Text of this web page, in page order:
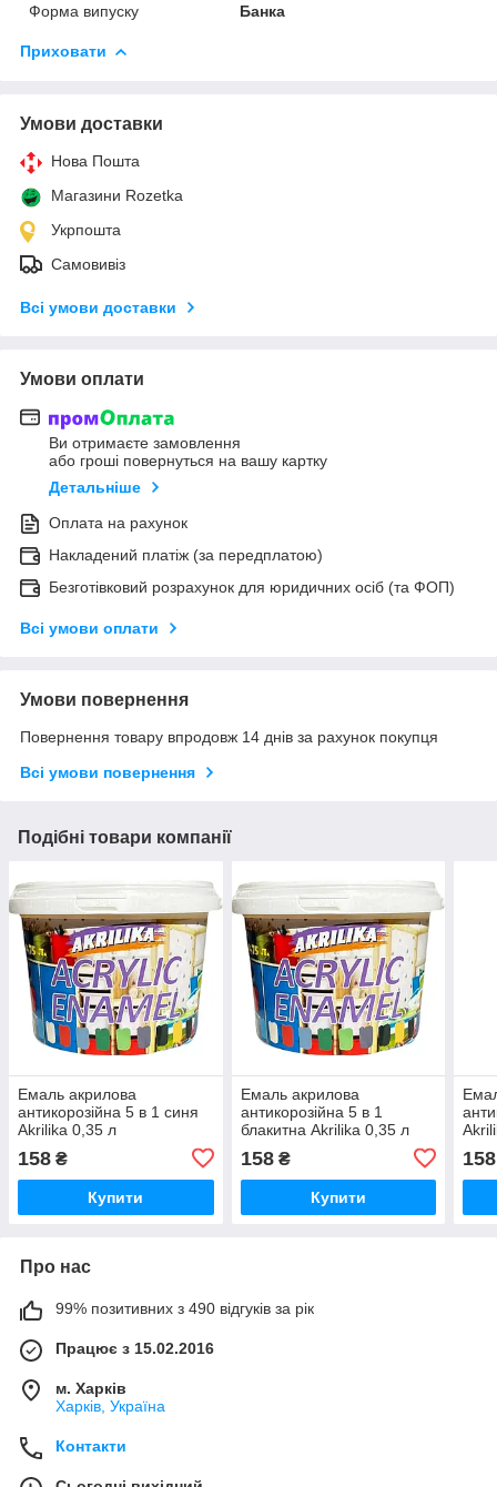
Форма випуску
Банка
Приховати
Умови доставки
Нова Пошта
Магазини Rozetka
Укрпошта
Самовивіз
Всі умови доставки
Умови оплати
Ви отримаєте замовлення
або гроші повернуться на вашу картку
Детальніше
Оплата на рахунок
Накладений платіж (за передплатою)
Безготівковий розрахунок для юридичних осіб (та ФОП)
Всі умови оплати
Умови повернення
Повернення товару впродовж 14 днів за рахунок покупця
Всі умови повернення
Подібні товари компанії
Емаль акрилова
антикорозійна 5 в 1 синя
Akrilika 0,35 л
158 ₴
Купити
Емаль акрилова
антикорозійна 5 в 1
блакитна Akrilika 0,35 л
158₴
Купити
158
Про нас
99% позитивних з 490 відгуків за рік
Працює з 15.02.2016
м. Харків
Харків, Україна
Контакти